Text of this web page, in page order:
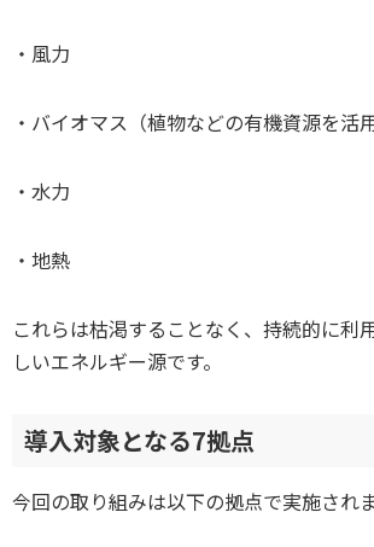
・風力
・バイオマス（植物などの有機資源を活用
・水力
・地熱
これらは枯渇することなく、持続的に利
しいエネルギー源です。
導入対象となる7拠点
今回の取り組みは以下の拠点で実施されま